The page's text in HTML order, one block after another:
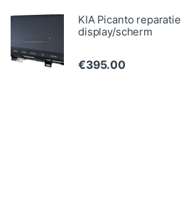
KIA Picanto reparatie
display/scherm
€395.00